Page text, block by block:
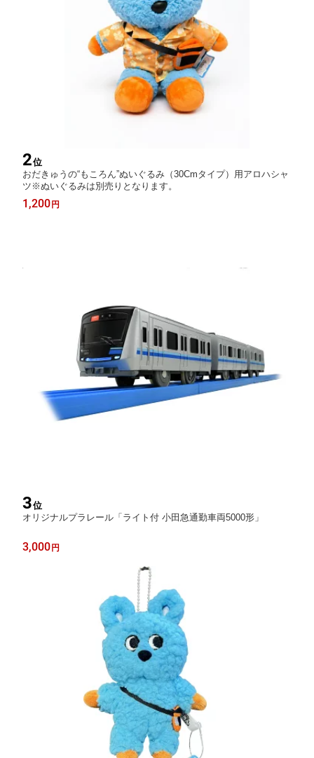
2位
おだきゅうの“もころん”ぬいぐるみ（30Cmタイプ）用アロハシャ
ツ※ぬいぐるみは別売りとなります。
1,200 円
3位
オリジナルプラレール「ライト付 小田急通勤車両5000形」
3,000 円